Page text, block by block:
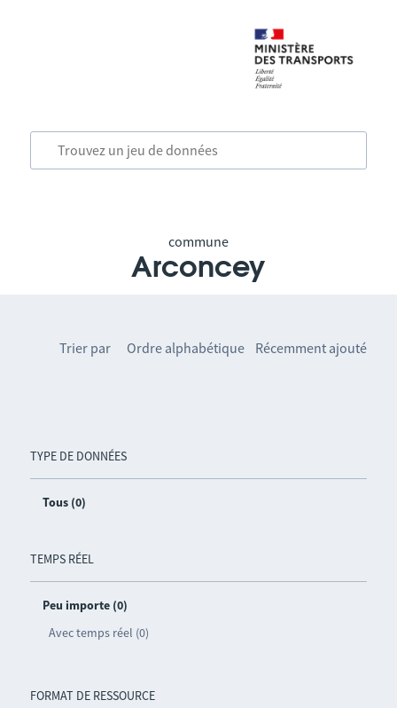
commune
Arconcey
TYPE DE DONNÉES
Tous (0)
TEMPS RÉEL
Peu importe (0)
Avec temps réel (0)
FORMAT DE RESSOURCE
Trier par Ordre alphabétique Récemment ajouté